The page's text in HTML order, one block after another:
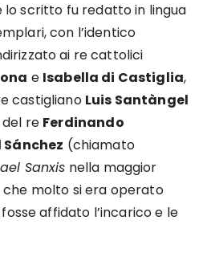
lo scritto fu redatto in lingua
con l’identico
ai re cattolici
e Isabella di Castiglia,
castigliano Luis Santàngel
re Ferdinando
(chiamato
Sanxis nella maggior
che molto si era operato
fosse affidato l’incarico e le